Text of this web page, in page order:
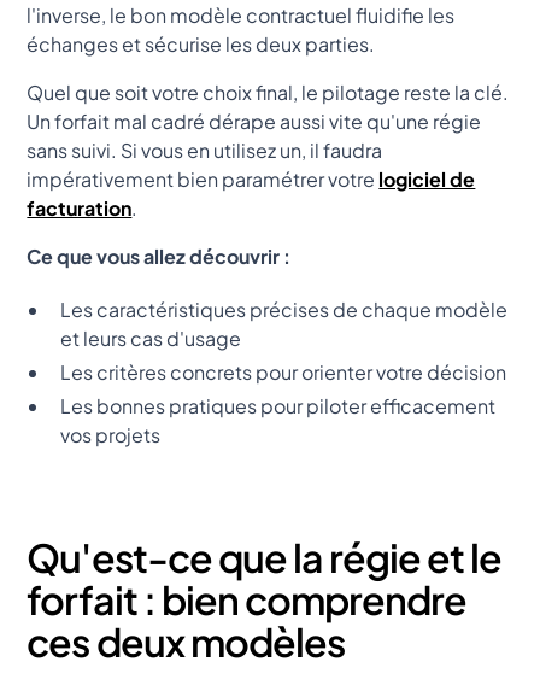
l'inverse, le bon modèle contractuel fluidifie les
échanges et sécurise les deux parties.
Quel que soit votre choix final, le pilotage reste la clé.
Un forfait mal cadré dérape aussi vite qu'une régie
sans suivi. Si vous en utilisez un, il faudra
impérativement bien paramétrer votre logiciel de
facturation.
Ce que vous allez découvrir :
Les caractéristiques précises de chaque modèle
et leurs cas d'usage
Les critères concrets pour orienter votre décision
Les bonnes pratiques pour piloter efficacement
vos projets
Qu'est-ce que la régie et le
forfait : bien comprendre
ces deux modèles